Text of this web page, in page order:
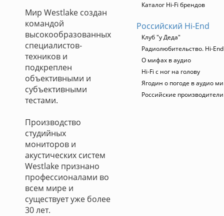
Мир Westlake создан
командой
высокообразованных
специалистов-
техников и
подкреплен
объективными и
субъективными
тестами.
Производство
студийных
мониторов и
акустических систем
Westlake признано
профессионалами во
всем мире и
существует уже более
30 лет.
Каталог Hi-Fi брендов
Российский Hi-End
Клуб "у Деда"
Радиолюбительство. Hi-
О мифах в аудио
Hi-Fi с ног на голову
Ягодин о погоде в аудио
Российские производители